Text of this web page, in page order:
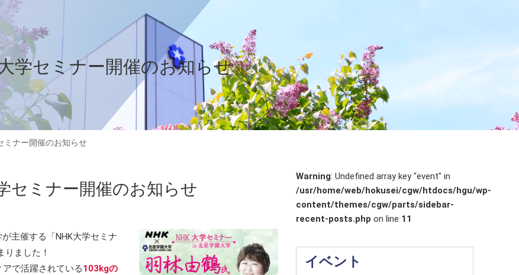
学セミナー開催のお知らせ
ミナー開催のお知らせ
セミナー開催のお知らせ
主催する「NHK大学セミナ
りました！
で活躍されている103kgの
Warning: Undefined array key "event" in
/usr/home/web/hokusei/cgw/htdocs/hgu/wp-
content/themes/cgw/parts/sidebar-
recent-posts.php on line 11
イベント